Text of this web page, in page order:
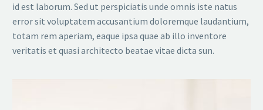
id est laborum. Sed ut perspiciatis unde omnis iste natus
error sit voluptatem accusantium doloremque laudantium,
totam rem aperiam, eaque ipsa quae ab illo inventore
veritatis et quasi architecto beatae vitae dicta sun.